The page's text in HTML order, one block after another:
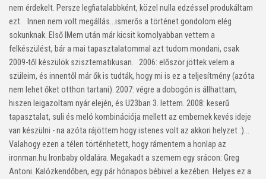
nem érdekelt. Persze legfiatalabbként, közel nulla edzéssel produkáltam
ezt. Innen nem volt megállás…ismerős a történet gondolom elég
sokunknak. Első IMem után már kicsit komolyabban vettem a
felkészülést, bár a mai tapasztalatommal azt tudom mondani, csak
2009-től készülök szisztematikusan. 2006: először jöttek velem a
szüleim, és innentől már ők is tudták, hogy mi is ez a teljesítmény (azóta
nem lehet őket otthon tartani). 2007: végre a dobogón is állhattam,
hiszen leigazoltam nyár elején, és U23ban 3. lettem. 2008: keserű
tapasztalat, suli és meló kombinációja mellett az embernek kevés ideje
van készülni - na azóta rájöttem hogy istenes volt az akkori helyzet :)…
Valahogy ezen a télen történhetett, hogy rámentem a honlap az
ironman.hu Ironbaby oldalára. Megakadt a szemem egy srácon: Greg
Antoni. Kalózkendőben, egy pár hónapos bébivel a kezében. Helyes ez a